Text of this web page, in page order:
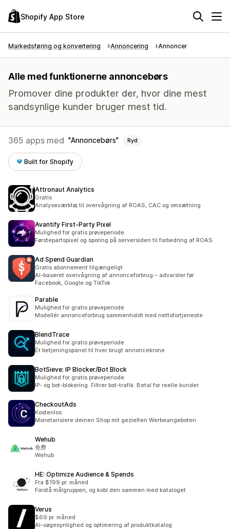
Shopify App Store
Markedsføring og konvertering Annoncering Annoncer
Alle med funktionerne annoncebørs
Promover dine produkter der, hvor dine mest
sandsynlige kunder bruger mest tid.
365 apps med Annoncebørs Ryd
Built for Shopify
Attronaut Analytics
Gratis
Analyseværktøj til overvågning af ROAS, CAC og omsætning
Avantify First‑Party Pixel
Mulighed for gratis prøveperiode
Førstepartspixel og sporing på serversiden til forbedring af ROAS.
Ad Spend Guardian
Gratis abonnement tilgængeligt
AI-baseret overvågning af annonceforbrug – advarsler før
Facebook, Google og TikTok
Parable
Mulighed for gratis prøveperiode
Modellér annonceforbrug sammenholdt med nettofortjeneste
BlendTrace
Mulighed for gratis prøveperiode
Ét betjeningspanel til hver brugt annoncekrone
BotSieve: IP Blocker/Bot Block
Mulighed for gratis prøveperiode
IP- og bot-blokering. Filtrer bot-trafik. Betal for reelle kunder.
CheckoutAds
Kostenlos
Monetarisiere deinen Shop mit gezielten Werbeangeboten
Wehub
免费
Wehub
HE: Optimize Audience & Spends
Fra $199 pr. måned
Forstå målgruppen, og kobl den sammen med kataloget
Verus
$69 pr. måned
AI-søgesynlighed og optimering af produktkatalog